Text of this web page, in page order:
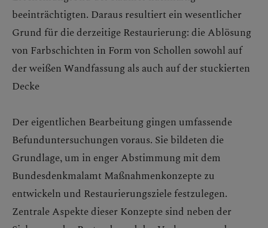
beeinträchtigten. Daraus resultiert ein wesentlicher
Grund für die derzeitige Restaurierung: die Ablösung
von Farbschichten in Form von Schollen sowohl auf
der weißen Wandfassung als auch auf der stuckierten
Decke
Der eigentlichen Bearbeitung gingen umfassende
Befunduntersuchungen voraus. Sie bildeten die
Grundlage, um in enger Abstimmung mit dem
Bundesdenkmalamt Maßnahmenkonzepte zu
entwickeln und Restaurierungsziele festzulegen.
Zentrale Aspekte dieser Konzepte sind neben der